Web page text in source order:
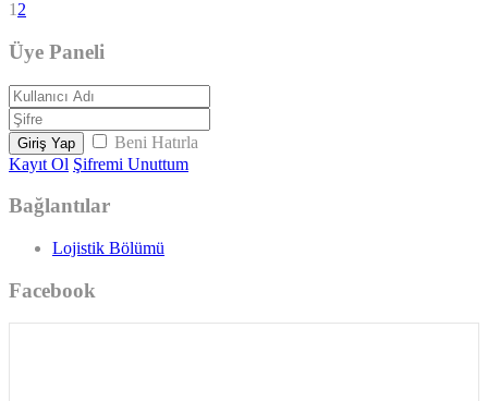
1 2
Üye Paneli
Giriş Yap
Beni Hatırla
Kayıt Ol Şifremi Unuttum
Bağlantılar
Lojistik Bölümü
Facebook